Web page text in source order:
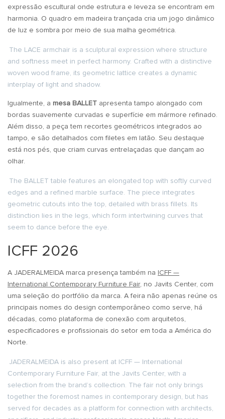
expressão escultural onde estrutura e leveza se encontram em
harmonia. O quadro em madeira trançada cria um jogo dinâmico
de luz e sombra por meio de sua malha geométrica.
The LACE armchair is a sculptural expression where structure
and softness meet in perfect harmony. Crafted with a distinctive
woven wood frame, its geometric lattice creates a dynamic
interplay of light and shadow.
Igualmente, a mesa BALLET apresenta tampo alongado com
bordas suavemente curvadas e superfície em mármore refinado.
Além disso, a peça tem recortes geométricos integrados ao
tampo, e são detalhados com filetes em latão. Seu destaque
está nos pés, que criam curvas entrelaçadas que dançam ao
olhar.
The BALLET table features an elongated top with softly curved
edges and a refined marble surface. The piece integrates
geometric cutouts into the top, detailed with brass fillets. Its
distinction lies in the legs, which form intertwining curves that
seem to dance before the eye.
ICFF 2026
A JADERALMEIDA marca presença também na
ICFF —
International Contemporary Furniture Fair, no Javits Center, com
uma seleção do portfólio da marca. A feira não apenas reúne os
principais nomes do design contemporâneo como serve, há
décadas, como plataforma de conexão com arquitetos,
especificadores e profissionais do setor em toda a América do
Norte.
JADERALMEIDA is also present at ICFF — International
Contemporary Furniture Fair, at the Javits Center, with a
selection from the brand’s collection. The fair not only brings
together the foremost names in contemporary design, but has
served for decades as a platform for connection with architects,